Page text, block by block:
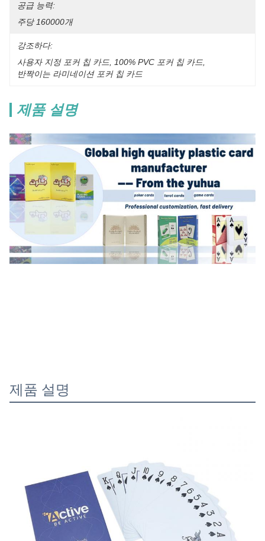
공급 능력:
주당 160000개
강조하다:
사용자 지정 포커 칩 카드
100% PVC 포커 칩 카드
반짝이는 라미네이션 포커 칩 카드
제품 설명
제품 설명